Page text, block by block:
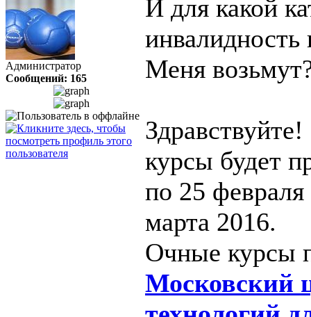
Администратор
Сообщений: 165
И для какой
инвалидность
Меня
курсы будет
по 25
марта 2016.
Очные курсы
Московский